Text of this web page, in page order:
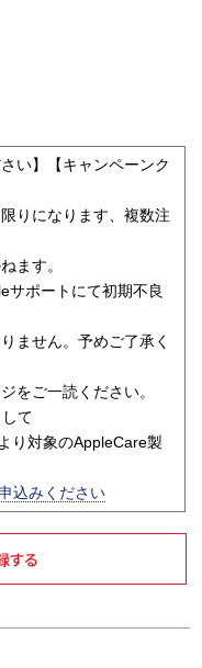
い】【キャンペーンク
りになります、複数注
ます。
サポートにて初期不良
ません。予めご了承く
をご一読ください。
て
り対象のAppleCare製
込みください